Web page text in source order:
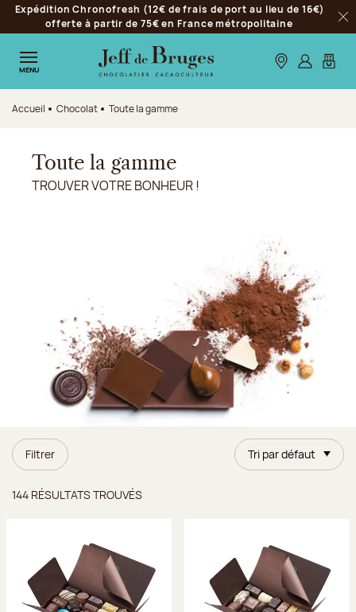
Aller à la navigation
Aller au contenu principal
Aller au pied de page
Expédition Chronofresh (12€ de frais de port au lieu de 16€)
offerte à partir de 75€ en France métropolitaine
MENU Nos boutiques
S’identifier
Mon
Accueil Chocolat Toute la gamme
Toute la gamme
TROUVER VOTRE BONHEUR !
Filtrer Tri par défaut
144 RÉSULTATS TROUVÉS